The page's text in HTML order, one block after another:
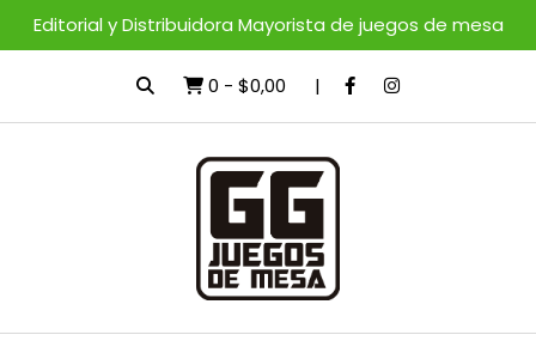
Editorial y Distribuidora Mayorista de juegos de mesa
0 - $0,00